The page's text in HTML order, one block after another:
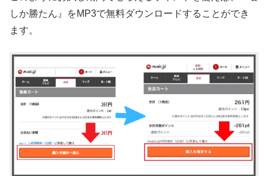
しか勝たん』をMP3で無料ダウンロードすることができ
ます。